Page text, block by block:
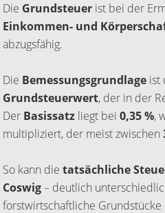
Die Grundsteuerist bei der
Einkommen- und
abzugsfähig.
Die Bemessungsgrundlageist
Grundsteuerwert, der in der
Der Basissatzliegt bei 0,35 %,
multipliziert, der meist zwischen
So kann die tatsächliche
Coswig– deutlich
forstwirtschaftliche